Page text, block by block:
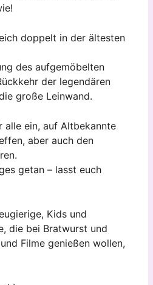
doppelt in der ältesten
des aufgemöbelten
der legendären
große Leinwand.
alle ein, auf Altbekannte
aber auch den
getan – lasst euch
Kids und
die bei Bratwurst und
Filme genießen wollen,